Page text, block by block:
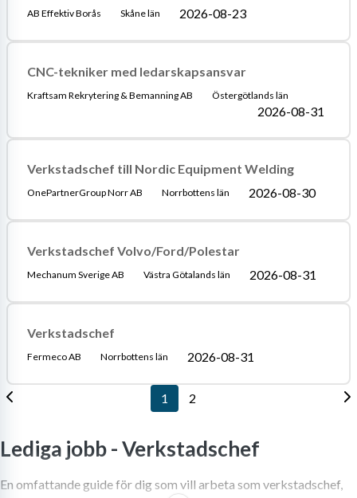
AB Effektiv Borås Skåne län 2026-08-23
CNC-tekniker med ledarskapsansvar
Kraftsam Rekrytering & Bemanning AB Östergötlands län
2026-08-31
Verkstadschef till Nordic Equipment Welding
OnePartnerGroup Norr AB Norrbottens län 2026-08-30
Verkstadschef Volvo/Ford/Polestar
Mechanum Sverige AB Västra Götalands län 2026-08-31
Verkstadschef
Fermeco AB Norrbottens län 2026-08-31
1 2
Lediga jobb -Verkstadschef
En omfattande guide för dig som vill arbeta som verkstadschef,